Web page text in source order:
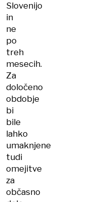
Slovenijo
in
ne
po
treh
mesecih.
Za
določeno
obdobje
bi
bile
lahko
umaknjene
tudi
omejitve
za
občasno